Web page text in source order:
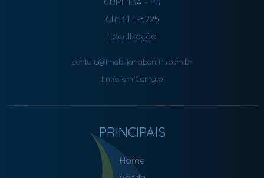
CRECI J-5225
Localização
contato@imobiliariabonfim.com.br
Entre em Contato
PRINCIPAIS
Home